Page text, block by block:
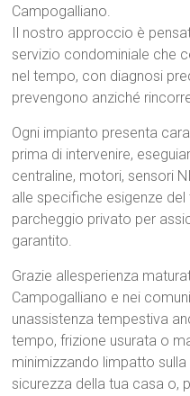
Campogalliano.
Il nostro approccio è
servizio condominiale che
nel tempo, con diagnosi
prevengono anziché
Ogni impianto presenta
prima di intervenire,
centraline, motori, sensori
alle specifiche esigenze
parcheggio privato per
garantito.
Grazie allesperienza
Campogalliano e nei
unassistenza tempestiva
tempo, frizione usurata o
minimizzando limpatto
sicurezza della tua casa o,